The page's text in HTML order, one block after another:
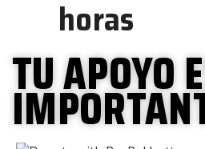
horas
TU APOYO